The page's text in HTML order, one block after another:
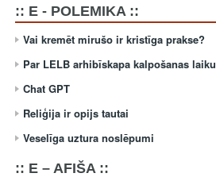
:: E - POLEMIKA ::
Vai kremēt mirušo ir kristīga prakse?
Par LELB arhibīskapa kalpošanas laiku
Chat GPT
Reliģija ir opijs tautai
Veselīga uztura noslēpumi
:: E – AFIŠA ::